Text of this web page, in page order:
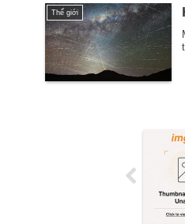
Thế giới